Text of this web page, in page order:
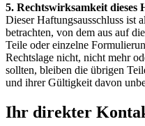
5. Rechtswirksamkeit dieses
Dieser Haftungsausschluss ist
betrachten, von dem aus auf
Teile oder einzelne
Rechtslage nicht, nicht mehr
sollten, bleiben die übrigen
und ihrer Gültigkeit davon
Ihr direkter